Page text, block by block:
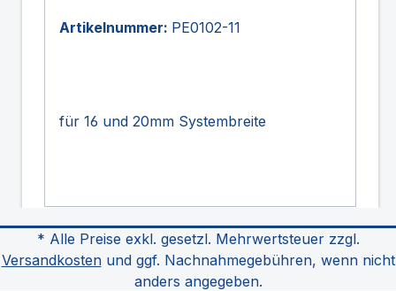
Artikelnummer: PE0102-11
für 16 und 20mm Systembreite
* Alle Preise exkl. gesetzl. Mehrwertsteuer zzgl.
Versandkostenund ggf. Nachnahmegebühren, wenn nicht
anders angegeben.